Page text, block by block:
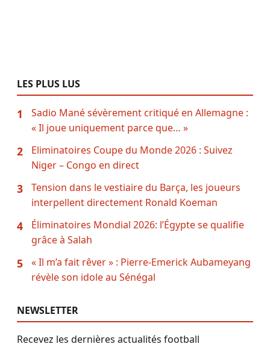
LES PLUS LUS
1
Sadio Mané sévèrement critiqué en Allemagne :
« Il joue uniquement parce que… »
2
Eliminatoires Coupe du Monde 2026 : Suivez
Niger – Congo en direct
3
Tension dans le vestiaire du Barça, les joueurs
interpellent directement Ronald Koeman
4
Éliminatoires Mondial 2026: l’Égypte se qualifie
grâce à Salah
5
« Il m’a fait rêver » : Pierre-Emerick Aubameyang
révèle son idole au Sénégal
NEWSLETTER
Recevez les dernières actualités football